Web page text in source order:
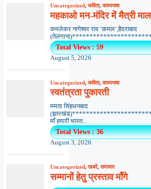
Uncategorized,कविता,काव्यभाषा
महकाओ मन-मंदिर में मैत्री
कमलेकर नागेश्वर राव ‘कमल’,हैदराबाद
Total Views : 59
August 5, 2026
Uncategorized,कविता,काव्यभाषा
स्वतंत्रता पुकारती
ममता सिंहधनबाद
माँ हमारी भारत...
Total Views : 36
August 3, 2026
Uncategorized,खबरें,समाचार
सम्मानों हेतु प्रस्ताव माँगे